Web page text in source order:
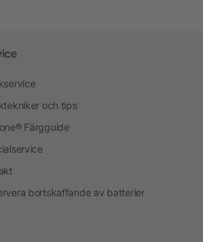
och tips
Färgguide
bortskaffande av batterier